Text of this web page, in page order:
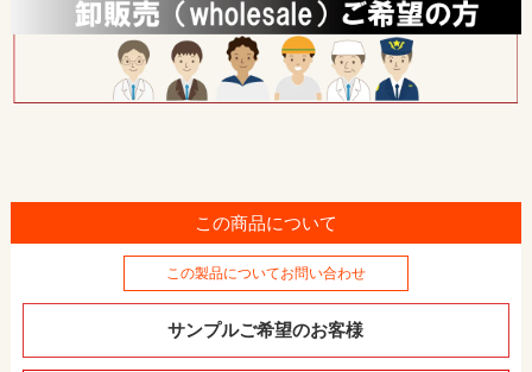
この商品について
この製品についてお問い合わせ
サンプルご希望のお客様